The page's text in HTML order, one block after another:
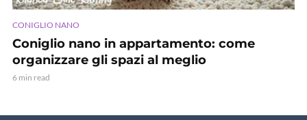
CONIGLIO NANO
Coniglio nano in appartamento: come
organizzare gli spazi al meglio
6 min read